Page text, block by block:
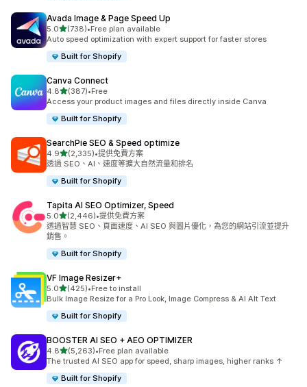
Avada Image & Page Speed Up
5.0滿分 5 顆星
(738)
共有 738 則評價
•Free plan available
Auto speed optimization with expert support for faster stores
Built for Shopify
Canva Connect
4.8滿分 5 顆星
(387)
共有 387 則評價
•Free
Access your product images and files directly inside Canva
Built for Shopify
SearchPie SEO & Speed optimize
4.9滿分 5 顆星
(2,335)
共有 2335 則評價
•提供免費方案
透過 SEO、AI、速度等擴大自然流量和排名
Built for Shopify
Tapita AI SEO Optimizer, Speed
5.0滿分 5 顆星
(2,446)
共有 2446 則評價
•提供免費方案
透過智慧 SEO、頁面速度、AI SEO 與圖片優化，為您的網站引流並提升
銷售。
Built for Shopify
VF Image Resizer+
5.0滿分 5 顆星
(425)
共有 425 則評價
•Free to install
Bulk Image Resize for a Pro Look, Image Compress & AI Alt Text
Built for Shopify
BOOSTER AI SEO + AEO OPTIMIZER
4.8滿分 5 顆星
(5,263)
共有 5263 則評價
•Free plan available
The trusted AI SEO app for speed, sharp images, higher ranks ↑
Built for Shopify